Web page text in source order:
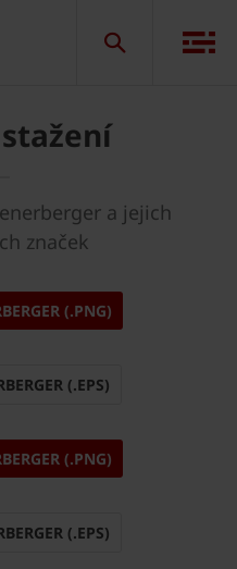
a jejich
značek
(.PNG)
(.EPS)
(.PNG)
(.EPS)